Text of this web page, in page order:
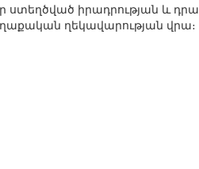
իրադրության և դրա
ղեկավարության վրա։